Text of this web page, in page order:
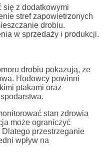
się z dodatkowymi
stref zapowietrzonych
drobiu.
w sprzedaży i produkcji.
drobiu pokazują, że
Hodowcy powinni
ptakami oraz
stan zdrowia
może ograniczyć
przestrzeganie
wpływ na